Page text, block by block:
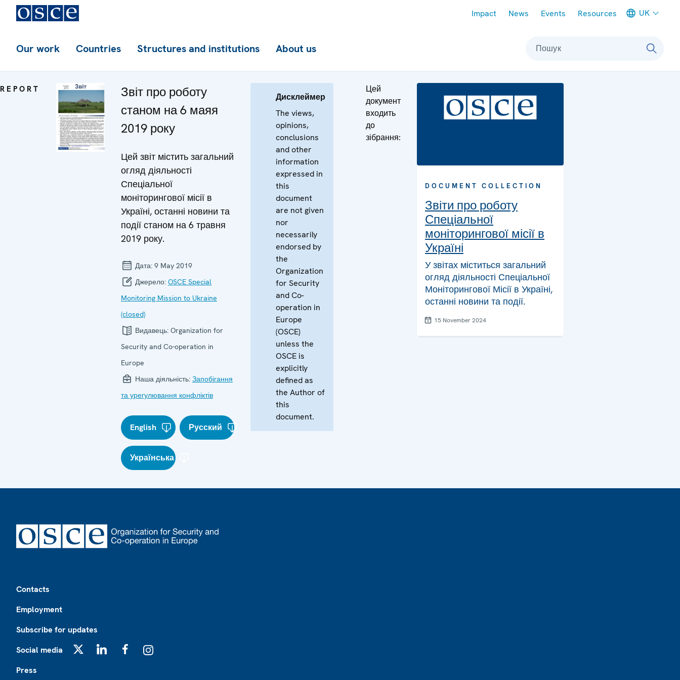
Impact News Events Resources UK
Our work Countries Structures and institutions About us Пошук
REPORT
Звіт про роботу
станом на 6 маяя
2019 року
Цей звіт містить загальний
огляд діяльності
Спеціальної
моніторингової місії в
Україні, останні новини та
події станом на 6 травня
2019 року.
Дата: 9 May 2019
Джерело: OSCE Special
Monitoring Mission to Ukraine
(closed)
Видавець: Organization for
Security and Co-operation in
Europe
Наша діяльність: Запобігання
та урегулювання конфліктів
English Русский
Українська
Дисклеймер
The views,
opinions,
conclusions
and other
information
expressed in
this
document
are not given
nor
necessarily
endorsed by
the
Organization
for Security
and Co-
operation in
Europe
(OSCE)
unless the
OSCE is
explicitly
defined as
the Author of
this
document.
Цей
документ
входить
до
зібрання:
DOCUMENT COLLECTION
Звіти про роботу
Спеціальної
моніторингової місії в
Україні
У звітах міститься загальний
огляд діяльності Спеціальної
Моніторингової Місії в Україні,
останні новини та події.
15 November 2024
Contacts
Employment
Subscribe for updates
Social media
Press